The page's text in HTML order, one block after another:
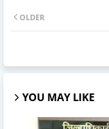
OLDER
YOU MAY LIKE